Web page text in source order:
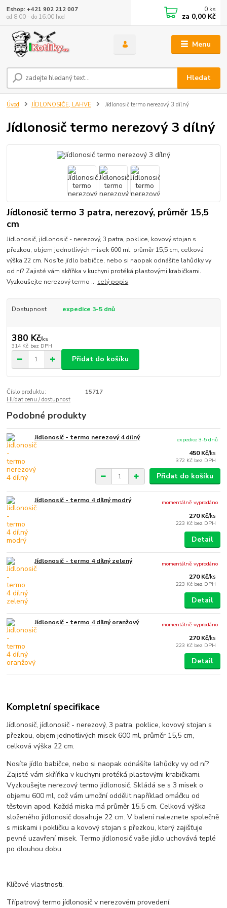
Menu
Hledat
Eshop: +421 902 212 007
od 8:00 - do 16:00 hod
0 ks
za 0,00 Kč
Úvod JÍDLONOSIČE, LAHVE Jídlonosič termo nerezový 3 dílný
Jídlonosič termo nerezový 3 dílný
Jídlonosič termo 3 patra, nerezový, průměr 15,5
cm
Jídlonosič, jídlonosič - nerezový, 3 patra, poklice, kovový stojan s
přezkou, objem jednotlivých misek 600 ml, průměr 15,5 cm, celková
výška 22 cm. Nosíte jídlo babičce, nebo si naopak odnášíte lahůdky vy
od ní? Zajisté vám skříňka v kuchyni protéká plastovými krabičkami.
Vyzkoušejte nerezový termo ... celý popis
Dostupnost expedice 3-5 dnů
380 Kč/ks
314 Kč bez DPH
Přidat do košíku
Číslo produktu:
15717
Hlídat cenu / dostupnost
Podobné produkty
Jídlonosič - termo nerezový 4 dílný
450 Kč/ks
372 Kč bez DPH
expedice 3-5 dnů
Přidat do košíku
Jídlonosič - termo 4 dílný modrý
270 Kč/ks
223 Kč bez DPH
momentálně vyprodáno
Detail
Jídlonosič - termo 4 dílný zelený
270 Kč/ks
223 Kč bez DPH
momentálně vyprodáno
Detail
Jídlonosič - termo 4 dílný oranžový
270 Kč/ks
223 Kč bez DPH
momentálně vyprodáno
Detail
Kompletní specifikace
Jídlonosič, jídlonosič - nerezový, 3 patra, poklice, kovový stojan s
přezkou, objem jednotlivých misek 600 ml, průměr 15,5 cm,
celková výška 22 cm.
Nosíte jídlo babičce, nebo si naopak odnášíte lahůdky vy od ní?
Zajisté vám skříňka v kuchyni protéká plastovými krabičkami.
Vyzkoušejte nerezový termo jídlonosič. Skládá se s 3 misek o
objemu 600 ml, což vám umožní oddělit například omáčku od
těstovin apod. Každá miska má průměr 15,5 cm. Celková výška
složeného jídlonosič dosahuje 22 cm. V balení naleznete společně
s miskami i pokličku a kovový stojan s přezkou, který zajišťuje
pevné uzavření misek. Termo jídlonosič vaše jídlo uchovává teplé
po dlouhou dobu.
Klíčové vlastnosti.
Třípatrový termo jídlonosič v nerezovém provedení.